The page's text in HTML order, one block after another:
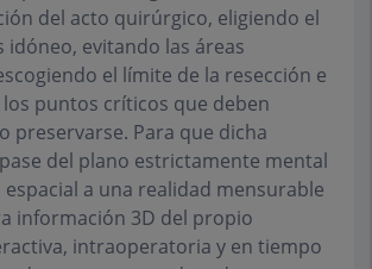
del acto quirúrgico, eligiendo el
idóneo, evitando las áreas
el límite de la resección e
puntos críticos que deben
preservarse. Para que dicha
del plano estrictamente mental
a una realidad mensurable
información 3D del propio
intraoperatoria y en tiempo